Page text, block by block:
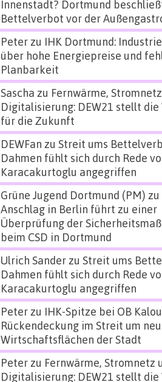
Innenstadt? Dortmund
Bettelverbot vor der
Peterzu IHK Dortmund:
über hohe Energiepreise und
Planbarkeit
Sascha zu Fernwärme,
Digitalisierung: DEW21 stellt die
für die Zukunft
DEWFan zu Streit ums
Dahmen fühlt sich durch Rede
Karacakurtoglu angegriffen
Grüne Jugend Dortmund (PM) zu
Anschlag in Berlin führt zu einer
Überprüfung der
beim CSD in Dortmund
Ulrich Sanderzu Streit ums
Dahmen fühlt sich durch Rede
Karacakurtoglu angegriffen
Peterzu IHK-Spitze bei OB
Rückendeckung im Streit um
Wirtschaftsflächen der Stadt
Peterzu Fernwärme, Stromnetz
Digitalisierung: DEW21 stellt die